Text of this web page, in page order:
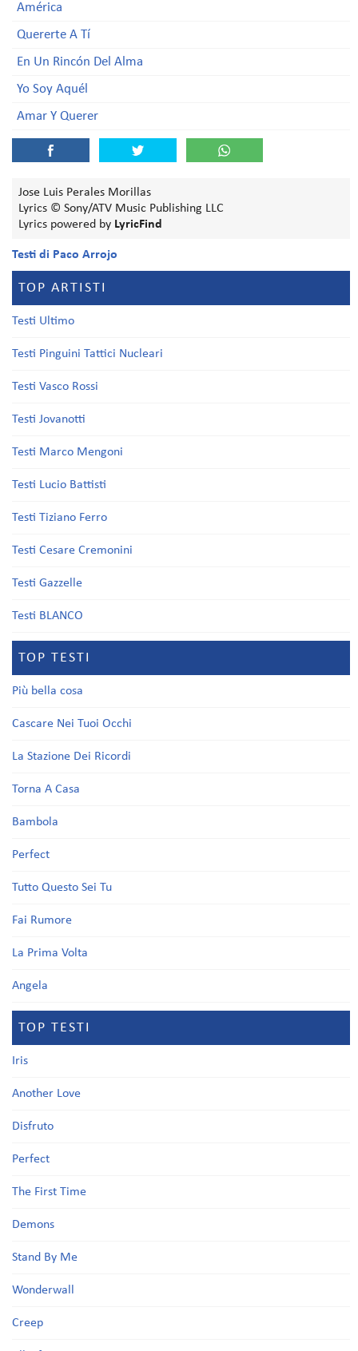
América
Quererte A Tí
En Un Rincón Del Alma
Yo Soy Aquél
Amar Y Querer
Jose Luis Perales Morillas
Lyrics © Sony/ATV Music Publishing LLC
Lyrics powered by LyricFind
Testi di Paco Arrojo
TOP ARTISTI
Testi Ultimo
Testi Pinguini Tattici Nucleari
Testi Vasco Rossi
Testi Jovanotti
Testi Marco Mengoni
Testi Lucio Battisti
Testi Tiziano Ferro
Testi Cesare Cremonini
Testi Gazzelle
Testi BLANCO
TOP TESTI
Più bella cosa
Cascare Nei Tuoi Occhi
La Stazione Dei Ricordi
Torna A Casa
Bambola
Perfect
Tutto Questo Sei Tu
Fai Rumore
La Prima Volta
Angela
TOP TESTI
Iris
Another Love
Disfruto
Perfect
The First Time
Demons
Stand By Me
Wonderwall
Creep